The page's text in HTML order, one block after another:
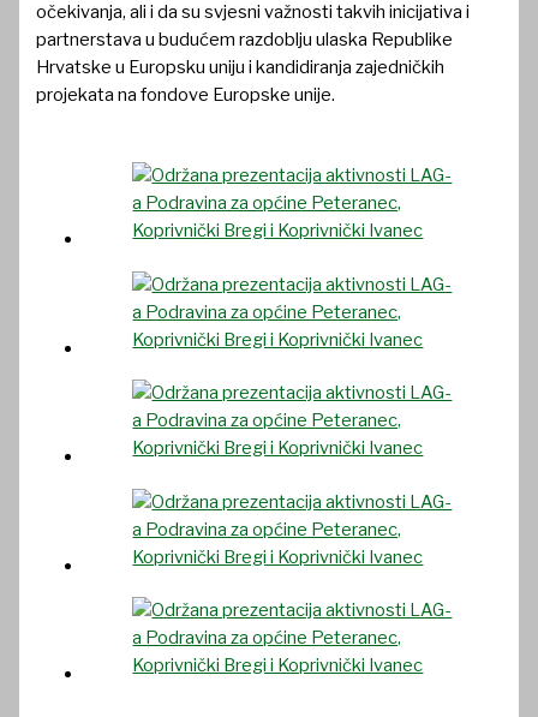
očekivanja, ali i da su svjesni važnosti takvih inicijativa i
partnerstava u budućem razdoblju ulaska Republike
Hrvatske u Europsku uniju i kandidiranja zajedničkih
projekata na fondove Europske unije.